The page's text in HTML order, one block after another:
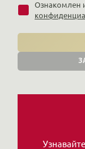
Ознакомлен